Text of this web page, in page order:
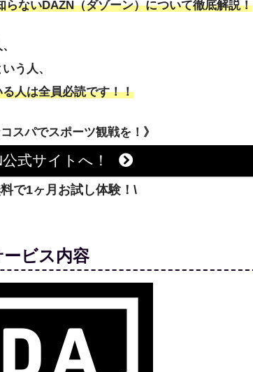
ないDAZN（ダゾーン）について徹底解説！
う人、
人は全員必読です！！
コスパでスポーツ観戦を！》
式サイトへ！
で1ヶ月お試し体験！\
ービス内容